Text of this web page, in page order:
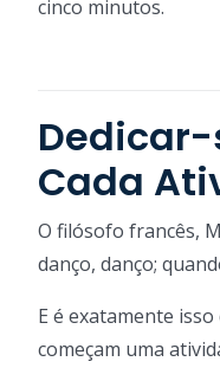
cinco minutos.
Dedicar-
Cada
O filósofo francês,
danço, danço;
E é exatamente
começam uma